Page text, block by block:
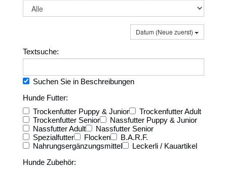
Datum (Neue zuerst)
Textsuche:
Suchen Sie in Beschreibungen
Hunde Futter:
Trockenfutter Puppy & Junior
Trockenfutter Adult
Trockenfutter Senior
Nassfutter Puppy & Junior
Nassfutter Adult
Nassfutter Senior
Spezialfutter
Flocken
B.A.R.F.
Nahrungsergänzungsmittel
Leckerli / Kauartikel
Hunde Zubehör: